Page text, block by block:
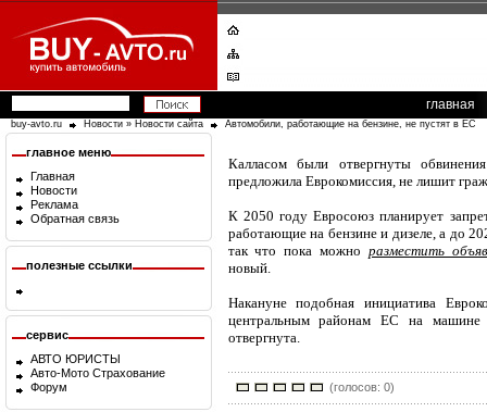
главная
buy-avto.ru Новости » Новости сайта Автомобили, работающие на бензине, не пустят в ЕС
главное меню
Главная
Новости
Реклама
Обратная связь
полезные ссылки
сервис
АВТО ЮРИСТЫ
Авто-Мото Страхование
Форум
Калласом были отвергнуты
предложила Еврокомиссия, не лишит
К 2050 году Евросоюз планирует
работающие на бензине и дизеле, а до
так что пока можноразместить
новый.
Накануне подобная инициатива
центральным районам ЕС на
отвергнута.
(голосов: 0)